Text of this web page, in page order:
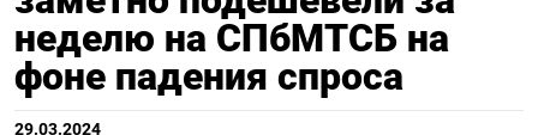
неделю на СПбМТСБ на
фоне падения спроса
29.03.2024